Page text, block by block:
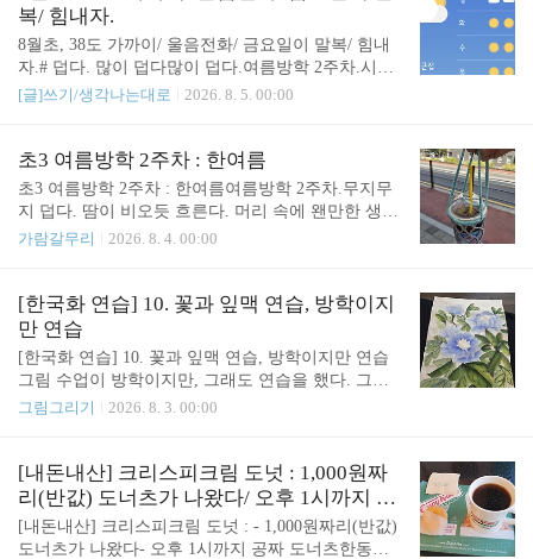
씻는다.단호박을 전자렌지에 5분 정도 돌린다.반으
로 갈라 씨를 뺀다.단호박을 작게 자르고 겉에 껍질
을 벗긴다. (껍질도 버리지 않고 넣었다.)단호박을 으
깬 다음 계란을 넣고 잘 저어준다.전자렌지에서 5분
정도 돌린다.# 1차 시도맛은 그럭저럭 괜찮은데, 계
박을 많이 넣은 느낌이었다.# 2차 시도1차 때 망한거
같아서 한번 더 만들어 봤다. 실은 단호박..
복/ 힘내자.
8월초, 38도 가까이/ 울음전화/ 금요일이 말복/ 힘내
자.# 덥다. 많이 덥다많이 덥다.여름방학 2주차.시간
이 참 더디 간다. 돌밥 2주차라 그런지 더 그렇다. 더
것도 문제지만..어제 또 울음 전화를 받았다. 지난주
에 연이틀 전화하고도 모자른건지.. 같은 이야기를,
수천번도 더 들은 이야기를 울면서 하다가 소리도 지
다. 그래서 몸이 더 힘든가보다. 아니다. 더워서 그런
나빠로 끝나서.. 기분이 더 나쁘다. 아무말 안해도 결
국에 죄책감이 들게 한다. 답도 없고 해결책도 없다.
그냥 화풀이로 보인다. 꼭 ..
[글]쓰기/생각나는대로 2026. 8. 5. 00:00
초3 여름방학 2주차 : 한여름
초3 여름방학 2주차 : 한여름여름방학 2주차.무지무
지 덥다. 땀이 비오듯 흐른다. 머리 속에 왠만한 생각
들도 땀을 타고 흘러내린다. 생각은 줄고 짜증은 폭
한다. 싫어하면 설득해서(달래서)...
가람갈무리 2026. 8. 4. 00:00
[한국화 연습] 10. 꽃과 잎맥 연습, 방학이지
만 연습
[한국화 연습] 10. 꽃과 잎맥 연습, 방학이지만 연습
그림 수업이 방학이지만, 그래도 연습을 했다. 그래
도 연습을 한 나를 칭찬해!!!저번에 그린 그림에다가
란을 그렸다. 그려도 어색하다.
그림그리기 2026. 8. 3. 00:00
[내돈내산] 크리스피크림 도넛 : 1,000원짜
리(반값) 도너츠가 나왔다/ 오후 1시까지 공
짜 도너츠
[내돈내산] 크리스피크림 도넛 : - 1,000원짜리(반값)
도너츠가 나왔다- 오후 1시까지 공짜 도너츠한동안